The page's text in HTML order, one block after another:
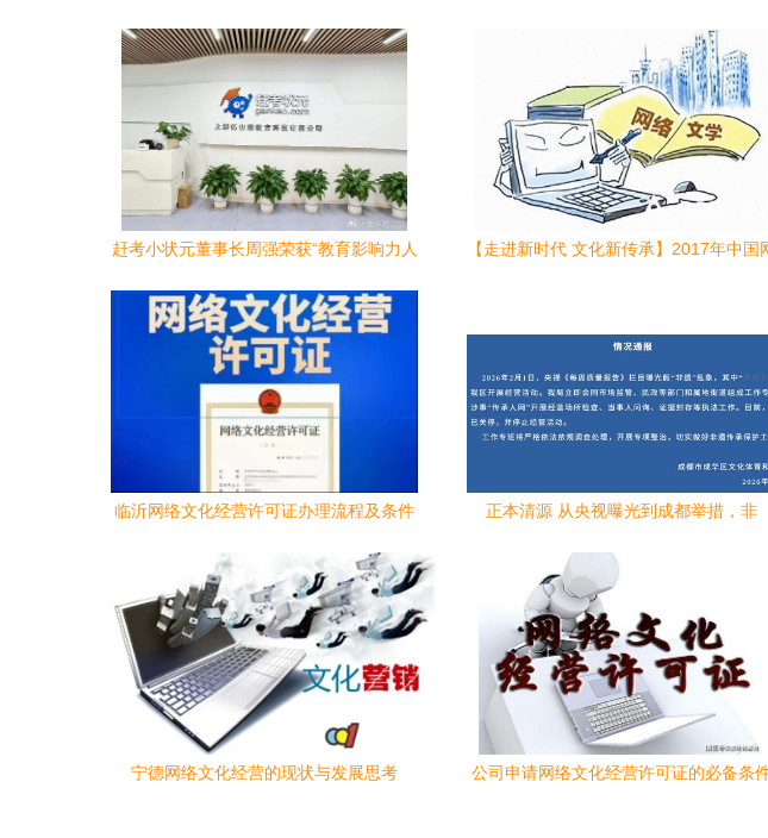
赶考小状元董事长周强荣获“教育影响力人
【走进新时代 文化新传承】2017年中国
临沂网络文化经营许可证办理流程及条件
正本清源 从央视曝光到成都举措，非
宁德网络文化经营的现状与发展思考
公司申请网络文化经营许可证的必备条